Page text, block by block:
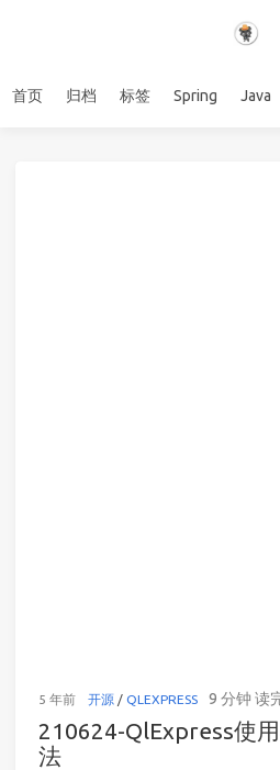
首页 归档 标签 Spring Java
5 年前 开源/ QLEXPRESS 9 分钟 读
210624-QlExpress使
法